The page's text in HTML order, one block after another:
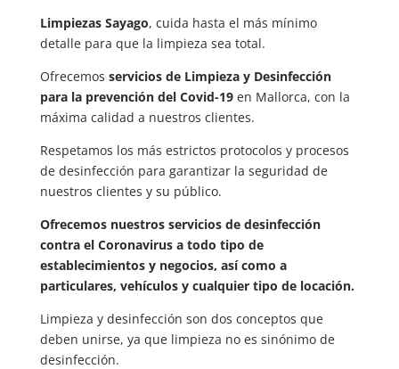
Limpiezas Sayago, cuida hasta el más mínimo
detalle para que la limpieza sea total.
Ofrecemos servicios de Limpieza y Desinfección
para la prevención del Covid-19en Mallorca, con la
máxima calidad a nuestros clientes.
Respetamos los más estrictos protocolos y procesos
de desinfección para garantizar la seguridad de
nuestros clientes y su público.
Ofrecemos nuestros servicios de desinfección
contra el Coronavirus a todo tipo de
establecimientos y negocios, así como a
particulares, vehículos y cualquier tipo de locación.
Limpieza y desinfección son dos conceptos que
deben unirse, ya que limpieza no es sinónimo de
desinfección.